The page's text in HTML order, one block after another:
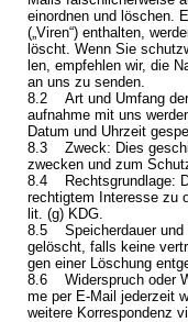
ein­ord­nen und lö­schen.
(„Viren“) ent­hal­ten,
löscht. Wenn Sie
len, emp­feh­len wir, die
an uns zu sen­den.
8.2 Art und Um­fang
auf­nah­me mit uns
Datum und Uhr­zeit
8.3 Zweck: Dies
zwe­cken und zum
8.4 Rechts­grund­la­ge:
rech­tig­tem In­ter­es­se zu
lit. (g) KDG.
8.5 Spei­cher­dau­er und
ge­löscht, falls keine
gen einer Lö­schung
8.6 Wi­der­spruch oder
me per E-Mail je­der­zeit
wei­te­re Kor­re­spon­denz